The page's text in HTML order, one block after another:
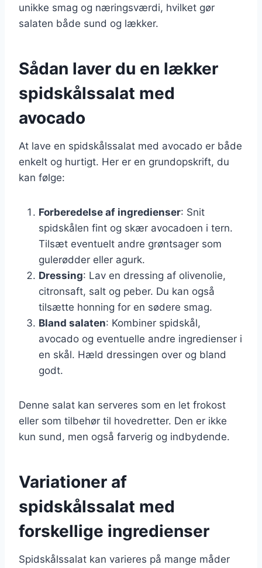
unikke smag og næringsværdi, hvilket gør
salaten både sund og lækker.
Sådan laver du en lækker
spidskålssalat med
avocado
At lave en spidskålssalat med avocado er både
enkelt og hurtigt. Her er en grundopskrift, du
kan følge:
Forberedelse af ingredienser: Snit
spidskålen fint og skær avocadoen i tern.
Tilsæt eventuelt andre grøntsager som
gulerødder eller agurk.
Dressing: Lav en dressing af olivenolie,
citronsaft, salt og peber. Du kan også
tilsætte honning for en sødere smag.
Bland salaten: Kombiner spidskål,
avocado og eventuelle andre ingredienser i
en skål. Hæld dressingen over og bland
godt.
Denne salat kan serveres som en let frokost
eller som tilbehør til hovedretter. Den er ikke
kun sund, men også farverig og indbydende.
Variationer af
spidskålssalat med
forskellige ingredienser
Spidskålssalat kan varieres på mange måder